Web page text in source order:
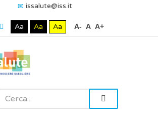
issalute@iss.it
Aa Aa Aa A- A A+